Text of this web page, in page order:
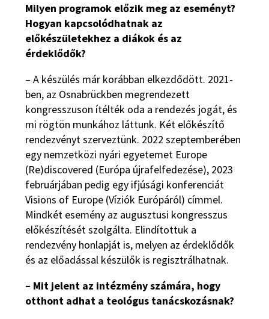
Milyen programok előzik meg az eseményt?
Hogyan kapcsolódhatnak az
előkészületekhez a diákok és az
érdeklődők?
– A készülés már korábban elkezdődött. 2021-
ben, az Osnabrückben megrendezett
kongresszuson ítélték oda a rendezés jogát, és
mi rögtön munkához láttunk. Két előkészítő
rendezvényt szerveztünk. 2022 szeptemberében
egy nemzetközi nyári egyetemet Europe
(Re)discovered (Európa újrafelfedezése), 2023
februárjában pedig egy ifjúsági konferenciát
Visions of Europe (Víziók Európáról) címmel.
Mindkét esemény az augusztusi kongresszus
előkészítését szolgálta. Elindítottuk a
rendezvény honlapját is, melyen az érdeklődők
és az előadással készülők is regisztrálhatnak.
– Mit jelent az intézmény számára, hogy
otthont adhat a teológus tanácskozásnak?